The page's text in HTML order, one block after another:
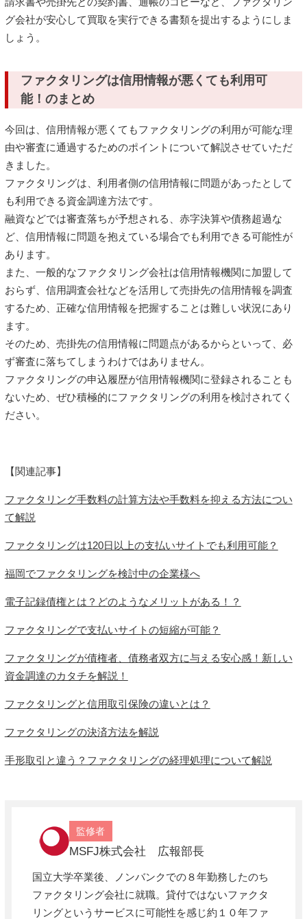
グ会社が安心して買取を実行できる書類を提出するようにしま
しょう。
ファクタリングは信用情報が悪くても利用可
能！のまとめ
今回は、信用情報が悪くてもファクタリングの利用が可能な理
由や審査に通過するためのポイントについて解説させていただ
きました。
ファクタリングは、利用者側の信用情報に問題があったとして
も利用できる資金調達方法です。
融資などでは審査落ちが予想される、赤字決算や債務超過な
ど、信用情報に問題を抱えている場合でも利用できる可能性が
あります。
また、一般的なファクタリング会社は信用情報機関に加盟して
おらず、信用調査会社などを活用して売掛先の信用情報を調査
するため、正確な信用情報を把握することは難しい状況にあり
ます。
そのため、売掛先の信用情報に問題点があるからといって、必
ず審査に落ちてしまうわけではありません。
ファクタリングの申込履歴が信用情報機関に登録されることも
ないため、ぜひ積極的にファクタリングの利用を検討されてく
ださい。
【関連記事】
ファクタリング手数料の計算方法や手数料を抑える方法につい
て解説
ファクタリングは120日以上の支払いサイトでも利用可能？
福岡でファクタリングを検討中の企業様へ
電子記録債権とは？どのようなメリットがある！？
ファクタリングで支払いサイトの短縮が可能？
ファクタリングが債権者、債務者双方に与える安心感！新しい
資金調達のカタチを解説！
ファクタリングと信用取引保険の違いとは？
ファクタリングの決済方法を解説
手形取引と違う？ファクタリングの経理処理について解説
監修者
MSFJ株式会社 広報部長
国立大学卒業後、ノンバンクでの８年勤務したのち
ファクタリング会社に就職。貸付ではないファクタ
リングというサービスに可能性を感じ約１０年ファ